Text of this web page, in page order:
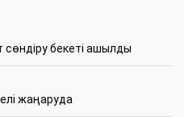
бекеті ашылды
жаңаруда